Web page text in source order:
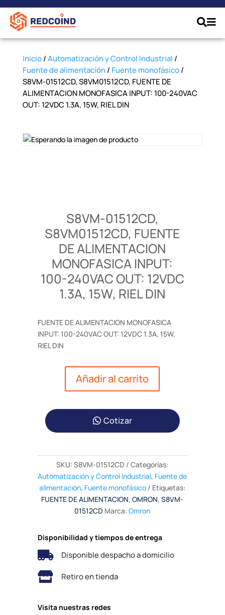
Inicio/Automatización y Control Industrial /
Fuente de alimentación/ Fuente monofásico/
S8VM-01512CD, S8VM01512CD, FUENTE DE
ALIMENTACION MONOFASICA INPUT: 100-240VAC
OUT: 12VDC 1.3A, 15W, RIEL DIN
S8VM-01512CD,
S8VM01512CD, FUENTE
DE ALIMENTACION
MONOFASICA INPUT:
100-240VAC OUT: 12VDC
1.3A, 15W, RIEL DIN
FUENTE DE ALIMENTACION MONOFASICA
INPUT: 100-240VAC OUT: 12VDC 1.3A, 15W,
RIEL DIN
Añadir al carrito
Cotizar
SKU:S8VM-01512CD
Categorías:
Automatización y Control Industrial, Fuente de
alimentación, Fuente monofásico
Etiquetas:
FUENTE DE ALIMENTACION,OMRON,S8VM-
01512CD Marca:Omron
Disponibilidad y tiempos de entrega
 Disponible despacho a domicilio
 Retiro en tienda
Visita nuestras redes